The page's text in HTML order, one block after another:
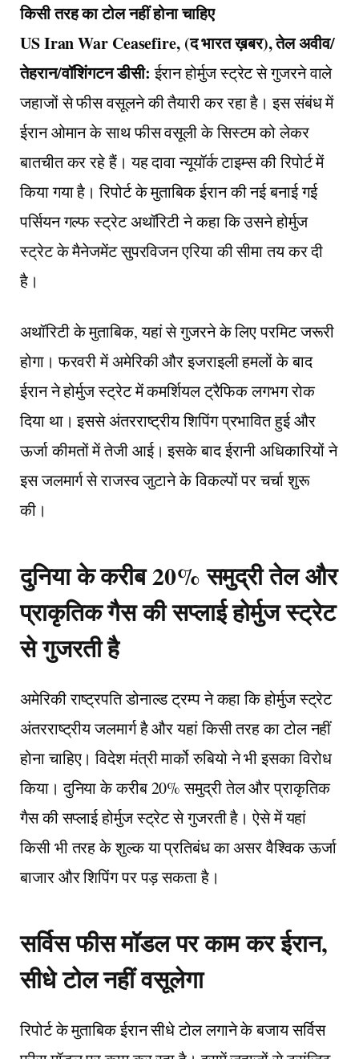
किसी तरह का टोल नहीं होना चाहिए
US Iran War Ceasefire, (द भारत ख़बर), तेल अवीव/
तेहरान/वॉशिंगटन डीसी: ईरान होर्मुज स्ट्रेट से गुजरने वाले
जहाजों से फीस वसूलने की तैयारी कर रहा है। इस संबंध में
ईरान ओमान के साथ फीस वसूली के सिस्टम को लेकर
बातचीत कर रहे हैं। यह दावा न्यूयॉर्क टाइम्स की रिपोर्ट में
किया गया है। रिपोर्ट के मुताबिक ईरान की नई बनाई गई
पर्सियन गल्फ स्ट्रेट अथॉरिटी ने कहा कि उसने होर्मुज
स्ट्रेट के मैनेजमेंट सुपरविजन एरिया की सीमा तय कर दी
है।
अथॉरिटी के मुताबिक, यहां से गुजरने के लिए परमिट जरूरी
होगा। फरवरी में अमेरिकी और इजराइली हमलों के बाद
ईरान ने होर्मुज स्ट्रेट में कमर्शियल ट्रैफिक लगभग रोक
दिया था। इससे अंतरराष्ट्रीय शिपिंग प्रभावित हुई और
ऊर्जा कीमतों में तेजी आई। इसके बाद ईरानी अधिकारियों ने
इस जलमार्ग से राजस्व जुटाने के विकल्पों पर चर्चा शुरू
की।
दुनिया के करीब 20% समुद्री तेल और
प्राकृतिक गैस की सप्लाई होर्मुज स्ट्रेट
से गुजरती है
अमेरिकी राष्ट्रपति डोनाल्ड ट्रम्प ने कहा कि होर्मुज स्ट्रेट
अंतरराष्ट्रीय जलमार्ग है और यहां किसी तरह का टोल नहीं
होना चाहिए। विदेश मंत्री मार्को रुबियो ने भी इसका विरोध
किया। दुनिया के करीब 20% समुद्री तेल और प्राकृतिक
गैस की सप्लाई होर्मुज स्ट्रेट से गुजरती है। ऐसे में यहां
किसी भी तरह के शुल्क या प्रतिबंध का असर वैश्विक ऊर्जा
बाजार और शिपिंग पर पड़ सकता है।
सर्विस फीस मॉडल पर काम कर ईरान,
सीधे टोल नहीं वसूलेगा
रिपोर्ट के मुताबिक ईरान सीधे टोल लगाने के बजाय सर्विस